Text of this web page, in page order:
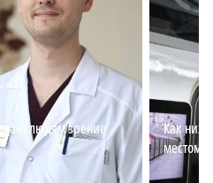
людям зрение
Как
местом